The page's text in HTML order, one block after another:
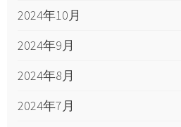
2024年10月
2024年9月
2024年8月
2024年7月